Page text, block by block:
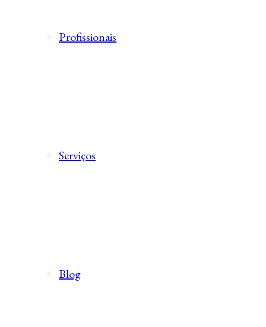
Profissionais
Serviços
Blog